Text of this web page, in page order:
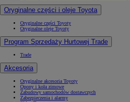
Oryginalne części i oleje Toyota
Oryginalne części Toyoty
Oryginalne oleje Toyoty
Program Sprzedaży Hurtowej Trade
Trade
Akcesoria
Oryginalne akcesoria Toyoty
Opony i koła zimowe
Zabudowy samochodów dostawczych
Zabezpieczenia i alarmy